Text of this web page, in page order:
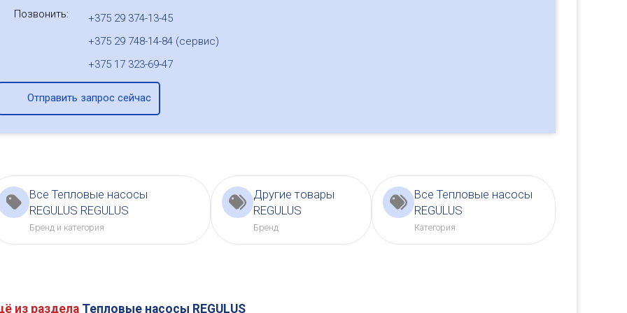
Позвонить:
+375 29 374-13-45
+375 29 748-14-84 (сервис)
+375 17 323-69-47
Отправить запрос сейчас
Все Тепловые насосы
REGULUS REGULUS
Бренд и категория
Другие товары
REGULUS
Бренд
Все Тепловые насосы
REGULUS
Категория
из раздела Тепловые насосы REGULUS